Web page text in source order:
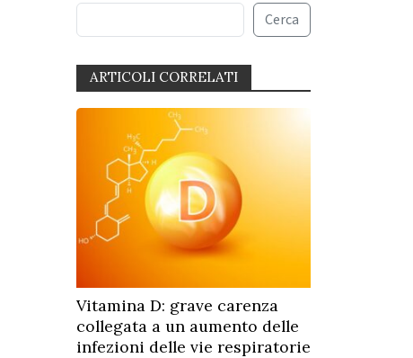
Cerca
ARTICOLI CORRELATI
Vitamina D: grave carenza
collegata a un aumento delle
infezioni delle vie respiratorie